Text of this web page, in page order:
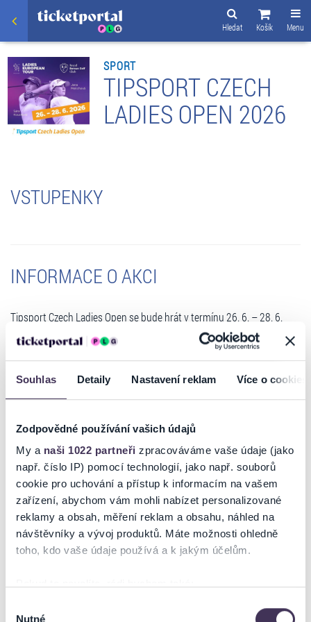
Souhlas Detaily Nastavení reklam Více o cookies
Zodpovědné používání vašich údajů
My a naši 1022 partneři zpracováváme vaše údaje (jako
např. číslo IP) pomocí technologií, jako např. souborů
cookie pro uchování a přístup k informacím na vašem
zařízení, abychom vám mohli nabízet personalizované
reklamy a obsah, měření reklam a obsahu, náhled na
návštěvníky a vývoj produktů. Máte možnosti ohledně
toho, kdo vaše údaje používá a k jakým účelům.
které mohou být přesné na několik metrů
Nutné
Menu
Košík
Hledat
SPORT
TIPSPORT CZECH
LADIES OPEN 2026
VSTUPENKY
INFORMACE O AKCI
Tipsport Czech Ladies Open se bude hrát v termínu 26. 6. – 28. 6.
2026 v Royal Beroun Golf Clubu. Jedná se o turnaj ze světové série
Ladies European Tour, který přivede do Berouna světové hráčky, ale
také elitní české golfistky. V čele se Sárou Kouskovou se dalších 10
nejlepších českých profesionálních a amatérských hráček utká o
Šest vítězství čtyř českých golfistek (Sára Kousková (2x), Jana
Melichová (2x), Klára Davidson Spilková, a Kristýna Napoleaová) a
spousta dalších umístění v top 10 na Ladies European Tour v
posledním období drží Českou republiku mezi pěti nejúspěšnějšími
zeměmi na Ladies European Tour. Vzestup českého golfu podtrhl rok
2024 historickou dvojitou účastí na olympijských hrách v Paříži, kde
Českou republiku reprezentovaly Klára Davidson Spilková a Sára
Kousková.
Osoby do 15 let vstup ZDARMA.
Číst více